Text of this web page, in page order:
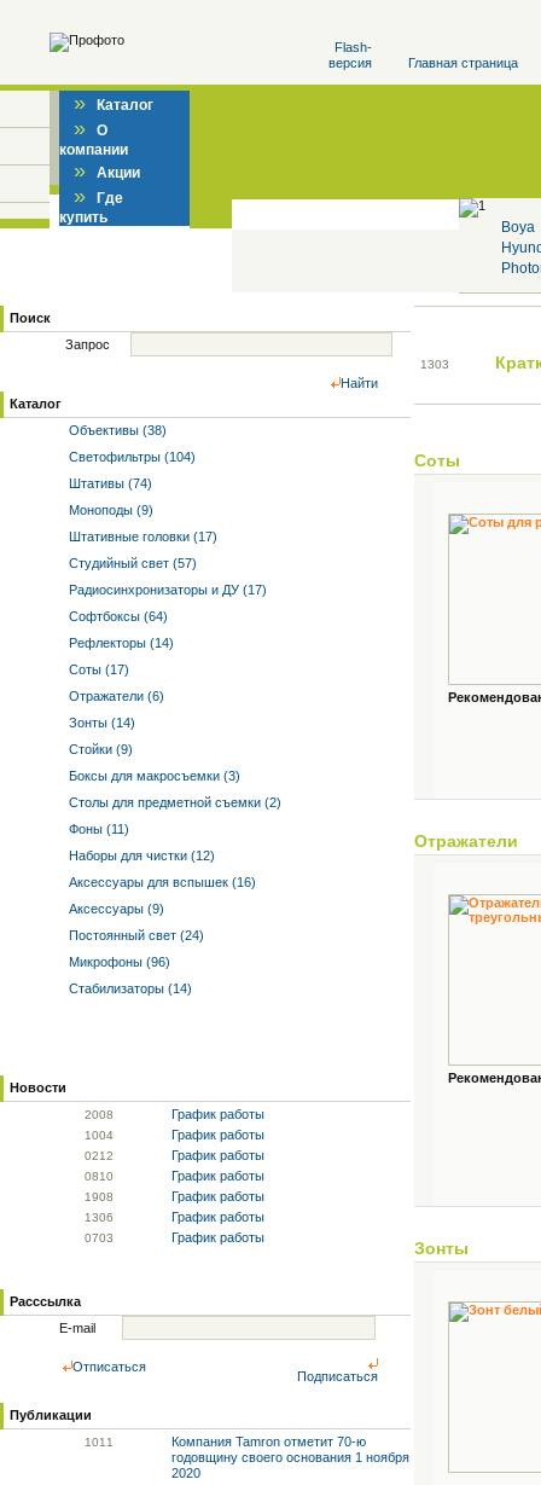
Flash-
версия
Главная страница
» Каталог
» О
компании
» Акции
» Где
купить
Boya
Поиск
Запрос
Найти
Каталог
Объективы (38)
Светофильтры (104)
Штативы (74)
Моноподы (9)
Штативные головки (17)
Студийный свет (57)
Радиосинхронизаторы и ДУ (17)
Софтбоксы (64)
Рефлекторы (14)
Соты (17)
Отражатели (6)
Зонты (14)
Стойки (9)
Боксы для макросъемки (3)
Столы для предметной съемки (2)
Фоны (11)
Наборы для чистки (12)
Аксессуары для вспышек (16)
Аксессуары (9)
Постоянный свет (24)
Микрофоны (96)
Стабилизаторы (14)
Новости
2008 График работы
1004 График работы
0212 График работы
0810 График работы
1908 График работы
1306 График работы
0703 График работы
Расссылка
E-mail
Отписаться
Подписаться
Публикации
1011
Компания Tamron отметит 70-ю
годовщину своего основания 1 ноября
2020
1303
Соты
Отражатели
Зонты